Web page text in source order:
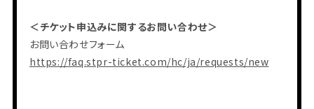
＜チケット申込みに関するお問い合わせ＞
お問い合わせフォーム
https://faq.stpr-ticket.com/hc/ja/requests/new